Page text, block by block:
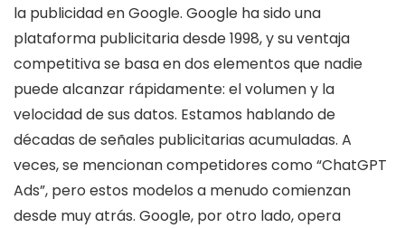
la publicidad en Google. Google ha sido una
plataforma publicitaria desde 1998, y su ventaja
competitiva se basa en dos elementos que nadie
puede alcanzar rápidamente: el volumen y la
velocidad de sus datos. Estamos hablando de
décadas de señales publicitarias acumuladas. A
veces, se mencionan competidores como “ChatGPT
Ads”, pero estos modelos a menudo comienzan
desde muy atrás. Google, por otro lado, opera